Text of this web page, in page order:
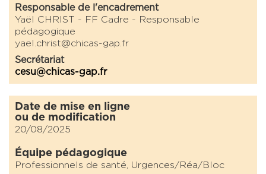
Responsable de l'encadrement
Yaël CHRIST - FF Cadre - Responsable
pédagogique
yael.christ@chicas-gap.fr
Secrétariat
cesu@chicas-gap.fr
Date de mise en ligne
ou de modification
20/08/2025
Équipe pédagogique
Professionnels de santé, Urgences/Réa/Bloc